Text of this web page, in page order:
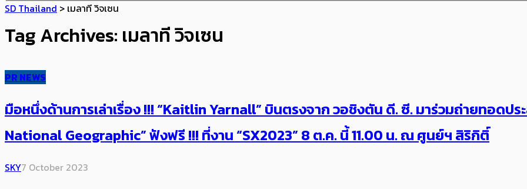
SD Thailand > เมลาที วิจเซน
Tag Archives: เมลาที วิจเซน
PR NEWS
มือหนึ่งด้านการเล่าเรื่อง !!! “Kaitlin Yarnall” บินตรงจาก วอชิงตัน ดี. ซี. มาร่วมถ่ายทอดปร
National Geographic” ฟังฟรี !!! ที่งาน “SX2023” 8 ต.ค. นี้ 11.00 น. ณ ศูนย์ฯ สิริกิติ์
SKY7 October 2023